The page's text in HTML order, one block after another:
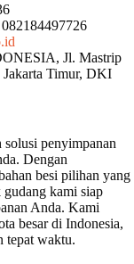
Jl. Mastrip
Timur, DKI
solusi penyimpanan
Dengan
besi pilihan yang
kami siap
Anda. Kami
besar di Indonesia,
tepat waktu.